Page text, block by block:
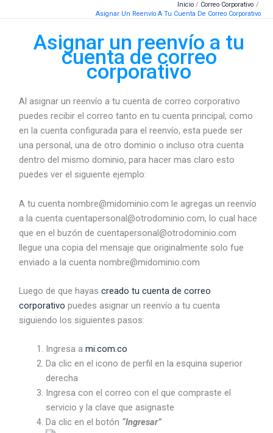
contenido
Inicio
Correo Corporativo
Asignar Un Reenvío A Tu Cuenta De Correo Corporativo
Asignar un reenvío a tu
cuenta de correo
corporativo
Al asignar un reenvío a tu cuenta de correo corporativo
puedes recibir el correo tanto en tu cuenta principal, como
en la cuenta configurada para el reenvío, esta puede ser
una personal, una de otro dominio o incluso otra cuenta
dentro del mismo dominio, para hacer mas claro esto
puedes ver el siguiente ejemplo:
A tu cuenta nombre@midominio.com le agregas un reenvío
a la cuenta cuentapersonal@otrodominio.com, lo cual hace
que en el buzón de cuentapersonal@otrodominio.com
llegue una copia del mensaje que originalmente solo fue
enviado a la cuenta nombre@midominio.com
Luego de que hayascreado tu cuenta de correo
corporativo puedes asignar un reenvío a tu cuenta
siguiendo los siguientes pasos:
Ingresa a mi.com.co
Da clic en el icono de perfil en la esquina superior
derecha
Ingresa con el correo con el que compraste el
servicio y la clave que asignaste
Da clic en el botón “Ingresar”